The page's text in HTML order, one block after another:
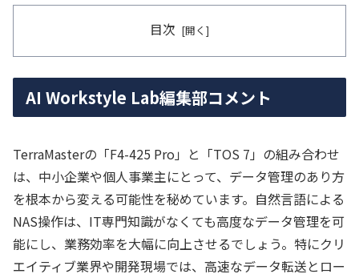
目次
AI Workstyle Lab編集部コメント
TerraMasterの「F4-425 Pro」と「TOS 7」の組み合わせ
は、中小企業や個人事業主にとって、データ管理のあり方
を根本から変える可能性を秘めています。自然言語による
NAS操作は、IT専門知識がなくても高度なデータ管理を可
能にし、業務効率を大幅に向上させるでしょう。特にクリ
エイティブ業界や開発現場では、高速なデータ転送とロー